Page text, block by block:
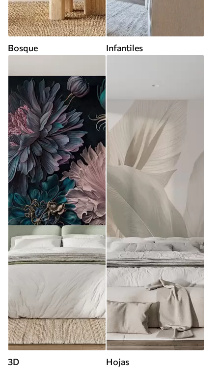
Bosque Infantiles
3D Hojas